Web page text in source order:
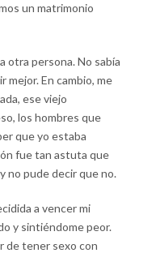
un matrimonio
otra persona. No sabía
mejor. En cambio, me
ese viejo
los hombres que
que yo estaba
fue tan astuta que
no pude decir que no.
a vencer mi
y sintiéndome peor.
de tener sexo con